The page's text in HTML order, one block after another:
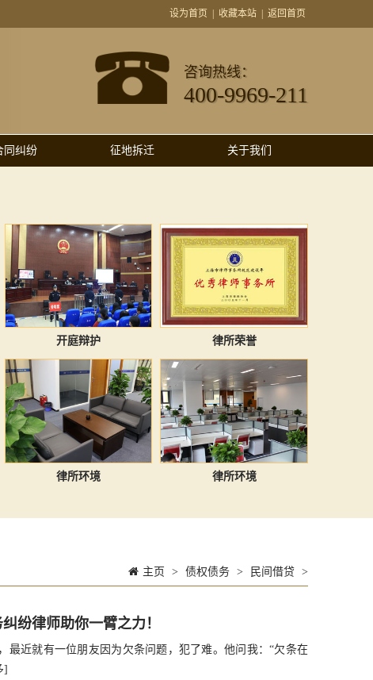
设为首页 收藏本站 返回首页
咨询热线：
400-9969-211
同纠纷 征地拆迁 关于我们
开庭辩护 律所荣誉
律所环境 律所环境
主页 > 债权债务 > 民间借贷 >
纷律师助你一臂之力！
最近就有一位朋友因为欠条问题，犯了难。他问我：“欠条在
]